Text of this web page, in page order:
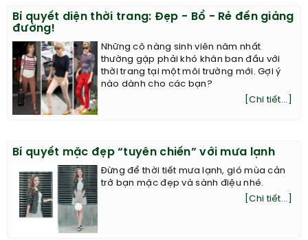
Bí quyết diện thời trang: Đẹp - Bổ - Rẻ đến giảng
đường!
Những cô nàng sinh viên năm nhất
thường gặp phải khó khăn ban đầu với
thời trang tại một môi trường mới. Gợi ý
nào dành cho các bạn?
[Chi tiết...]
Bí quyết mặc đẹp “tuyên chiến” với mưa lạnh
Đừng để thời tiết mưa lạnh, gió mùa cản
trở bạn mặc đẹp và sành điệu nhé.
[Chi tiết...]